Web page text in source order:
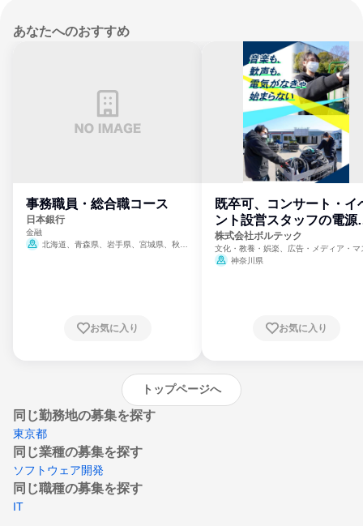
あなたへのおすすめ
事務職員・総合職コース
日本銀行
金融
北海道、青森県、岩手県、宮城県、秋田
崎県、熊本県、大分県、宮崎県、鹿児島県、
お気に入り
既卒可、コンサート・イ
ント設営スタッフの電源
門
株式会社ボルテック
文化・教養・娯楽、広告・メディア・マ
ミ、電力・ガス・水道・エネルギー
神奈川県
お気に入り
トップページへ
同じ勤務地の募集を探す
東京都
同じ業種の募集を探す
ソフトウェア開発
同じ職種の募集を探す
IT